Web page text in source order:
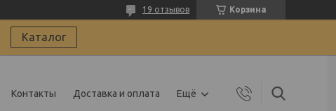
Корзина
19 отзывов
Каталог
Контакты Доставка и оплата Ещё